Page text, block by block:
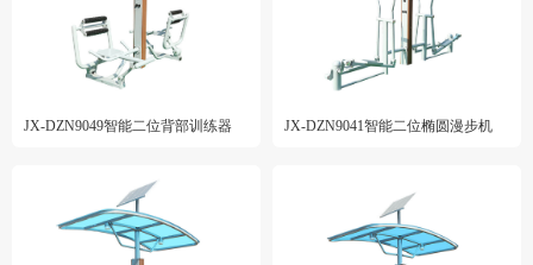
JX-DZN9049智能二位背部训练器 JX-DZN9041智能二位椭圆漫步机